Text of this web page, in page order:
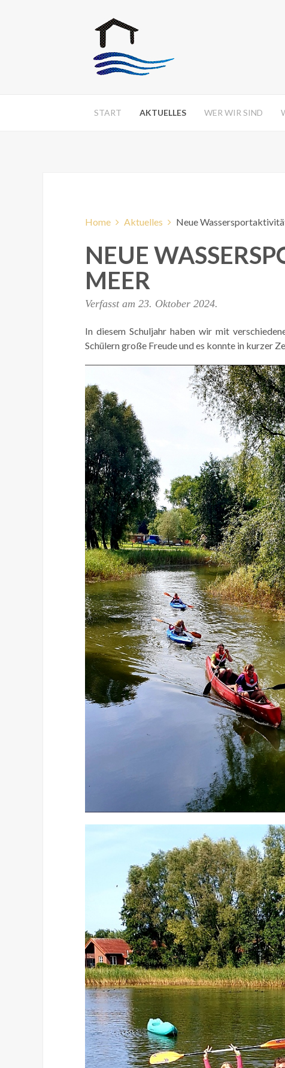
START AKTUELLES WER WIR SIND
Home Aktuelles Neue
NEUE
MEER
Verfasst am 23. Oktober 2024.
In diesem Schuljahr haben wir mit
Schülern große Freude und es konnte in kurzer